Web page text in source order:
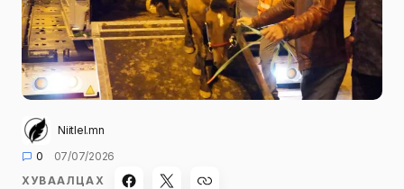
Niitlel.mn
0
07/07/2026
ХУВААЛЦАХ